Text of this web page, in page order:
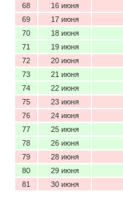
68 16 июня
69
17 июня
70
18 июня
71
19 июня
72
20 июня
73
21 июня
74
22 июня
75
23 июня
76
24 июня
77
25 июня
78
26 июня
79
28 июня
80
29 июня
81
30 июня